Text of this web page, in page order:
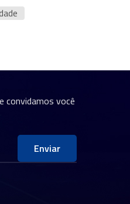
convidamos você
Enviar